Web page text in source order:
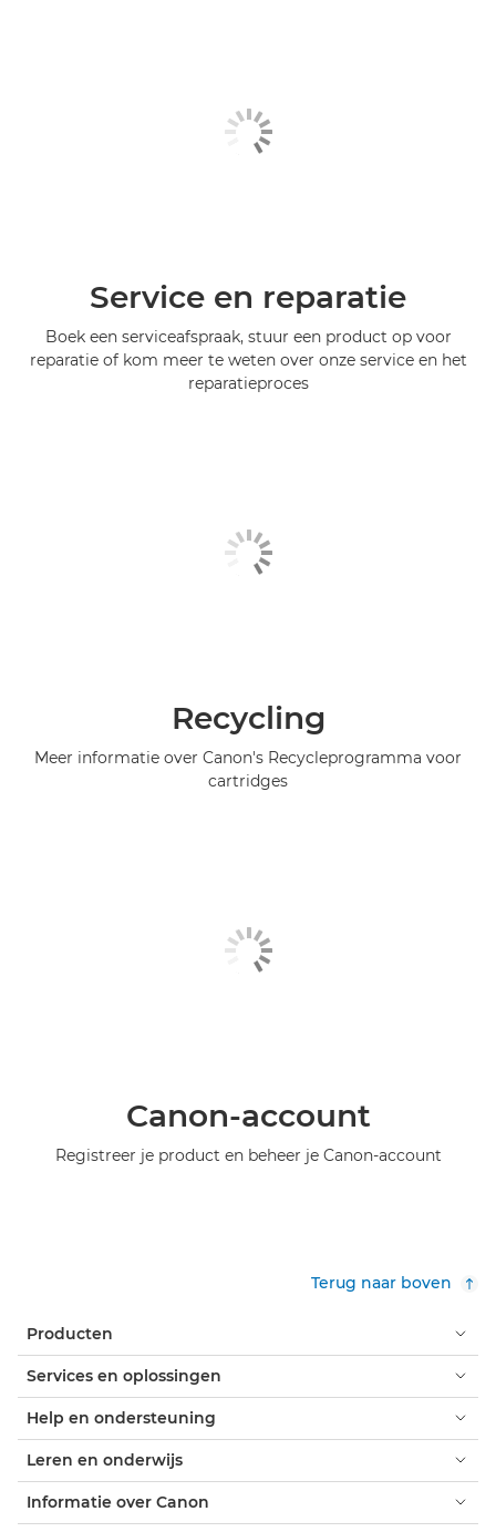
Service en reparatie
Boek een serviceafspraak, stuur een product op voor
reparatie of kom meer te weten over onze service en het
reparatieproces
Recycling
Meer informatie over Canon's Recycleprogramma voor
cartridges
Canon-account
Registreer je product en beheer je Canon-account
Terug naar boven
Producten
Services en oplossingen
Help en ondersteuning
Leren en onderwijs
Informatie over Canon